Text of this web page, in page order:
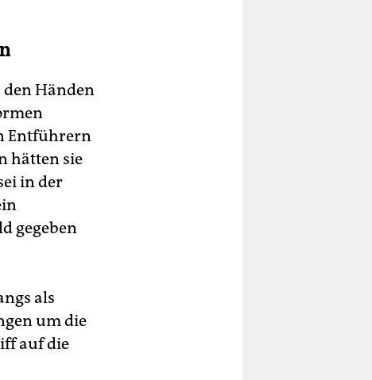
den Händen
Entführern
hätten sie
in der
gegeben
als
um die
auf die